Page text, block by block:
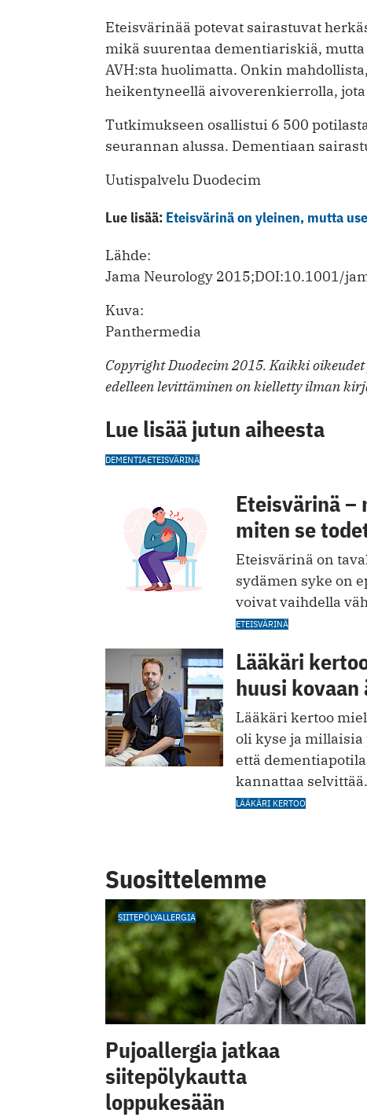
Eteisvärinää potevat sairastuvat
mikä suurentaa dementiariskiä,
AVH:sta huolimatta. Onkin
heikentyneellä aivoverenkierrolla,
Tutkimukseen osallistui 6 500
seurannan alussa. Dementiaan
Uutispalvelu Duodecim
Lue lisää: Eteisvärinä on yleinen, mutta
Lähde:
Jama Neurology 2015;DOI:10.1001/
Kuva:
Panthermedia
Copyright Duodecim 2015. Kaikki
edelleen levittäminen on kielletty ilman
Lue lisää jutun aiheesta
DEMENTIAETEISVÄRINÄ
Eteisvärinä
miten se
Eteisvärinä on
sydämen syke on
voivat vaihdella
ETEISVÄRINÄ
Lääkäri
huusi kovaan
Lääkäri kertoo
oli kyse ja
että
kannattaa selvittää.
LÄÄKÄRI KERTOO
Suosittelemme
SIITEPÖLYALLERGIA
Pujoallergia jatkaa
siitepölykautta
loppukesään